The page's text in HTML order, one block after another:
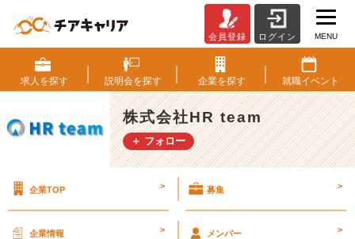
内
限
定
ラ
ジ
オ
ら
会員登録 ログイン MENU
求人を探す 説明会を探す 企業を探す 就職イベント
株式会社HR team
＋ フォロー
企業TOP > 募集 >
企業情報 > メンバー >